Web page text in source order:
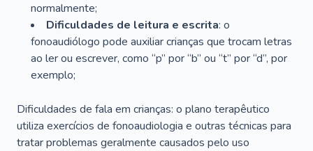
normalmente;
Dificuldades de leitura e escrita: o
fonoaudiólogo pode auxiliar crianças que trocam letras
ao ler ou escrever, como “p” por “b” ou “t” por “d”, por
exemplo;
Dificuldades de fala em crianças: o plano terapêutico
utiliza exercícios de fonoaudiologia e outras técnicas para
tratar problemas geralmente causados pelo uso